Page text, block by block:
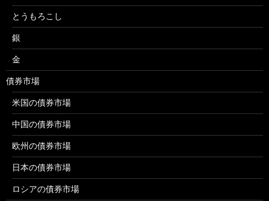
とうもろこし
銀
金
債券市場
米国の債券市場
中国の債券市場
欧州の債券市場
日本の債券市場
ロシアの債券市場